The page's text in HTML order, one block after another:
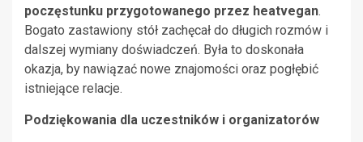
poczęstunku przygotowanego przez heatvegan.
Bogato zastawiony stół zachęcał do długich rozmów i
dalszej wymiany doświadczeń. Była to doskonała
okazja, by nawiązać nowe znajomości oraz pogłębić
istniejące relacje.
Podziękowania dla uczestników i organizatorów